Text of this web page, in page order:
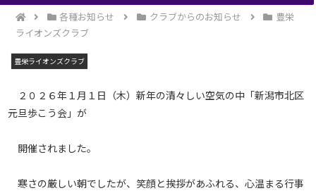
各種お知らせ クラブからのお知らせ
豊栄
ライオンズクラブ
豊栄ライオンズクラブ
２０２６年１月１日（木）新年の清々しい空気の中「新潟市北区
元旦歩こう会」が
開催されました。
寒さの厳しい朝でしたが、笑顔と挨拶があふれる、心温まる行事